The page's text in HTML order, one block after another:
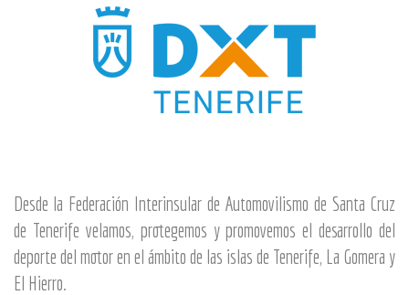
Desde la Federación Interinsular de Automovilismo de Santa Cruz
de Tenerife velamos, protegemos y promovemos el desarrollo del
deporte del motor en el ámbito de las islas de Tenerife, La Gomera y
El Hierro.